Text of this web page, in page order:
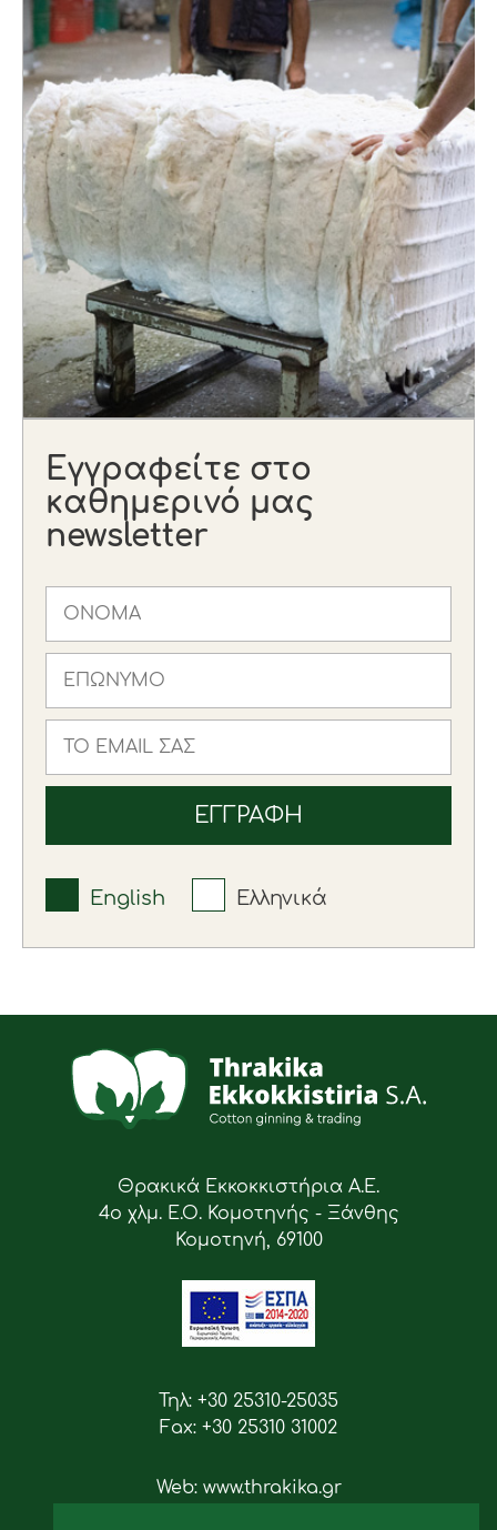
Εγγραφείτε στο
καθημερινό μας
newsletter
English Ελληνικά
Θρακικά Εκκοκκιστήρια Α.Ε.
4ο χλμ. Ε.Ο. Κομοτηνής - Ξάνθης
Κομοτηνή, 69100
Τηλ: +30 25310-25035
Fax: +30 25310 31002
Web: www.thrakika.gr